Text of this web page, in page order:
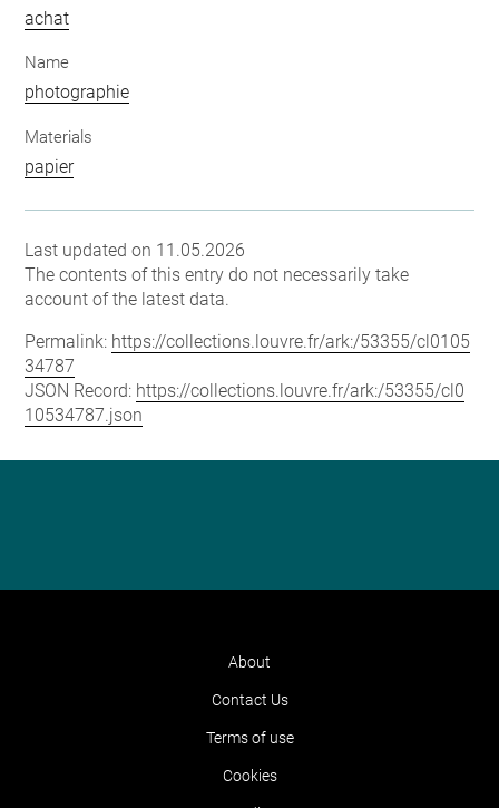
achat
Name
photographie
Materials
papier
Last updated on 11.05.2026
The contents of this entry do not necessarily take
account of the latest data.
Permalink: https://collections.louvre.fr/ark:/53355/cl0105
34787
JSON Record: https://collections.louvre.fr/ark:/53355/cl0
10534787.json
About
Contact Us
Terms of use
Cookies